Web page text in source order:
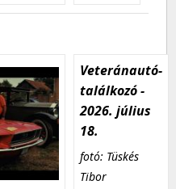
Veteránautó-
találkozó -
2026. július
18.
fotó: Tüskés
Tibor